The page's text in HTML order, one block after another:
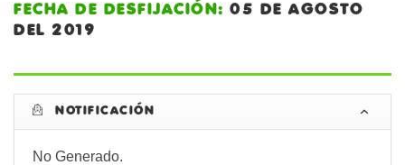
FECHA DE DESFIJACIÓN: 05 DE AGOSTO
DEL 2019
NOTIFICACIÓN
No Generado.